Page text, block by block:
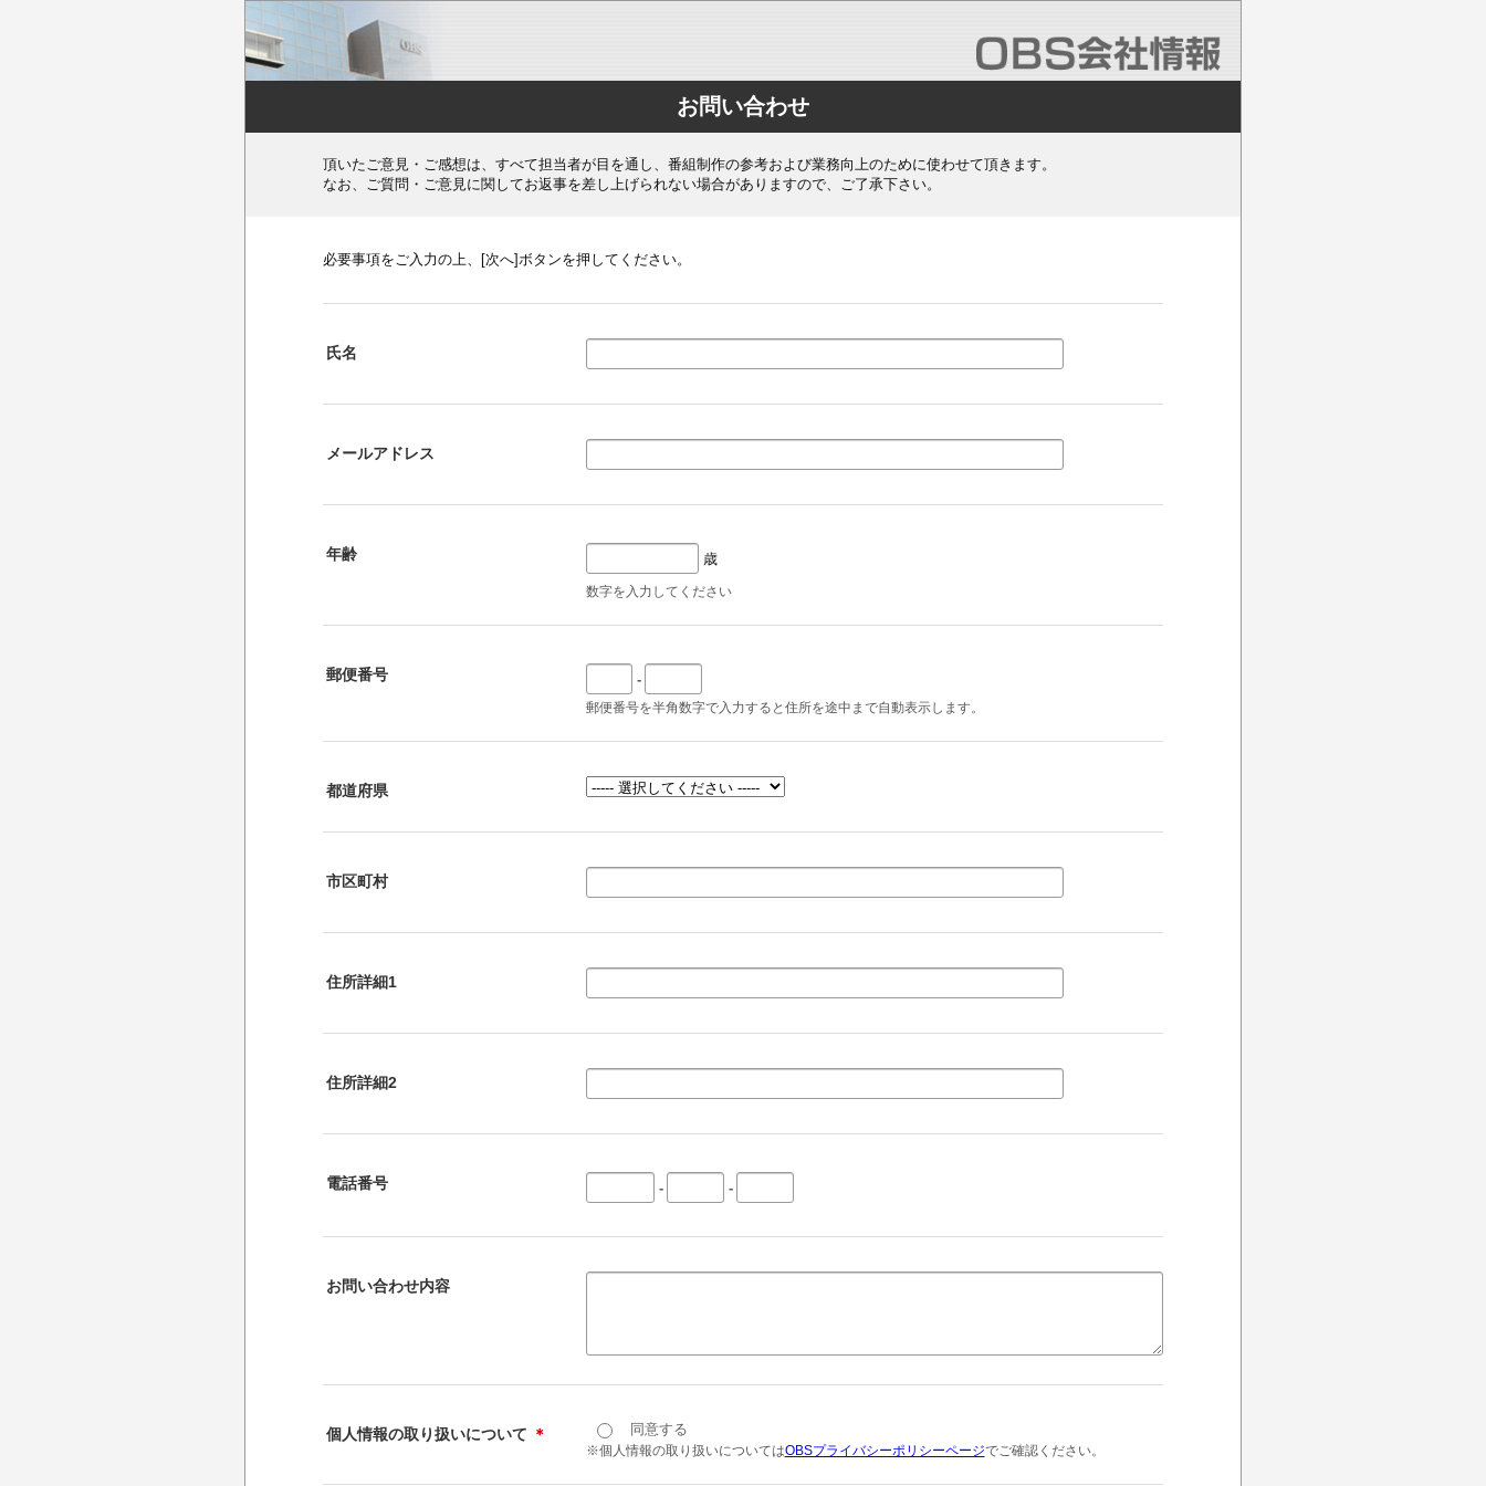
お問い合わせ
頂いたご意見・ご感想は、すべて担当者が目を通し、番組制作の参考および業務向上のために使わせて頂きます。
なお、ご質問・ご意見に関してお返事を差し上げられない場合がありますので、ご了承下さい。
必要事項をご入力の上、[次へ]ボタンを押してください。
氏名
メールアドレス
年齢 歳
数字を入力してください
郵便番号 -
郵便番号を半角数字で入力すると住所を途中まで自動表示します。
都道府県
市区町村
住所詳細1
住所詳細2
電話番号 - -
お問い合わせ内容
個人情報の取り扱いについて ＊ 同意する
※個人情報の取り扱いについてはOBSプライバシーポリシーページでご確認ください。